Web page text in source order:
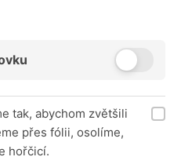
tak, abychom zvětšili
přes fólii, osolíme,
hořčicí.